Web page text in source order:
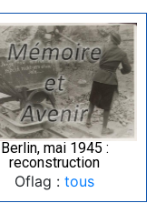
Berlin, mai 1945 :
reconstruction
Oflag : tous